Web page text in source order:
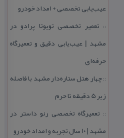
عیب‌یابی تخصصی + امداد خودرو
:: تعمیر تخصصی تویوتا پرادو در
مشهد | عیب‌یابی دقیق و تعمیرگاه
حرفه‌ای
::چهار هتل‌ ستاره‌دار مشهد با فاصله
زیر 5 دقیقه تا حرم
:: تعمیرگاه تخصصی رنو داستر در
مشهد | ۱۰ سال تجربه و امداد خودرو